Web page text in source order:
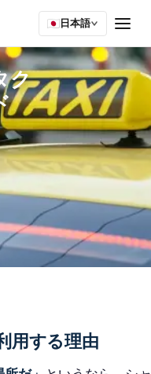
日本語
ク
用する理由